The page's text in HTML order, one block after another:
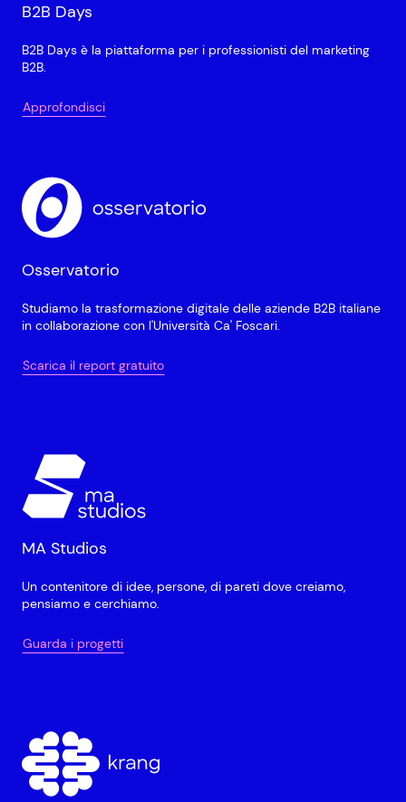
B2B Days
B2B Days è la piattaforma per i professionisti del marketing
B2B.
Approfondisci
Osservatorio
Studiamo la trasformazione digitale delle aziende B2B italiane
in collaborazione con l'Università Ca' Foscari.
Scarica il report gratuito
MA Studios
Un contenitore di idee, persone, di pareti dove creiamo,
pensiamo e cerchiamo.
Guarda i progetti